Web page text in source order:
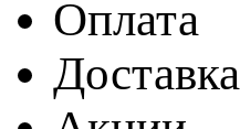
Оплата
Доставка